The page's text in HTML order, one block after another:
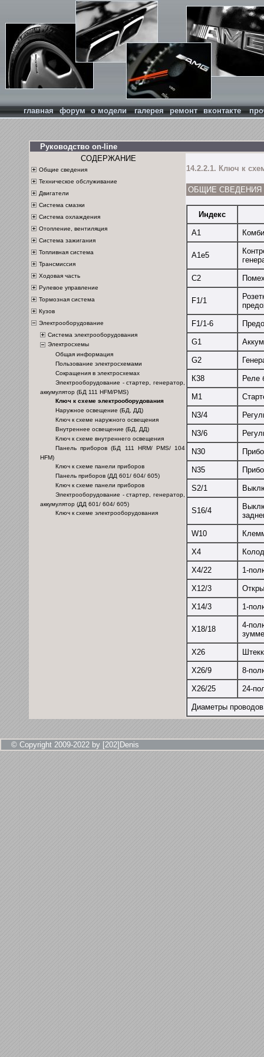
главная форум о модели галерея ремонт вконтакте
Руководство on-line
СОДЕРЖАНИЕ
Общие сведения
Техническое обслуживание
Двигатели
Система смазки
Система охлаждения
Отопление, вентиляция
Система зажигания
Топливная система
Трансмиссия
Ходовая часть
Рулевое управление
Тормозная система
Кузов
Электрооборудование
Система электрооборудования
Электросхемы
Общая информация
Пользование электросхемами
Сокращения в электросхемах
Электрооборудование - стартер, генератор,
аккумулятор (БД 111 HFM/PMS)
Ключ к схеме электрооборудования
Наружное освещение (БД, ДД)
Ключ к схеме наружного освещения
Внутреннее освещение (БД, ДД)
Ключ к схеме внутреннего освещения
Панель приборов (БД 111 HRM/ PMS/ 104
HFM)
Ключ к схеме панели приборов
Панель приборов (ДД 601/ 604/ 605)
Ключ к схеме панели приборов
Электрооборудование - стартер, генератор,
аккумулятор (ДД 601/ 604/ 605)
Ключ к схеме электрооборудования
14.2.2.1. Ключ к
ОБЩИЕ СВЕДЕНИЯ
Индекс
А1
А1е5
С2
F1/1
F1/1-6
G1
G2
К38 Реле
М1
N3/4
N3/6
N30
N35
S2/1
S16/4
W10
Х4
X4/22 1-
Х12/3
X14/3 1-
Х18/18
4-
Х26
Х26/9 8-
Х26/25 24-
Диаметры
© Copyright 2009-2022 by [202]Denis